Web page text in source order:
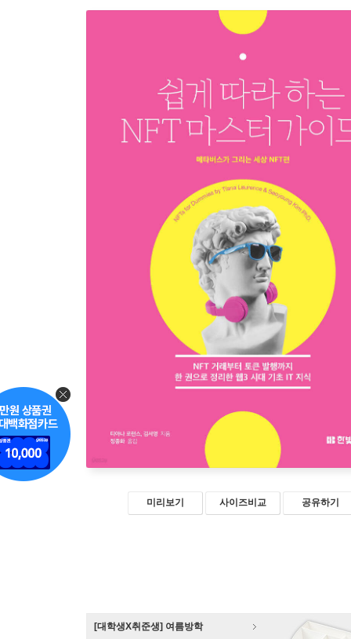
미리보기 사이즈비교 공유하기
[대학생X취준생] 여름방학